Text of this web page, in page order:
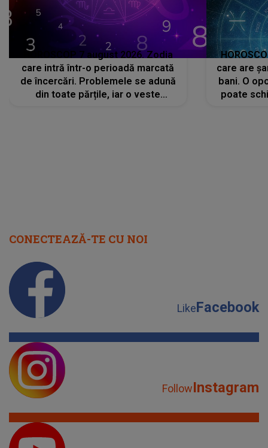
HOROSCOP 7 august 2026. Zodia
care intră într-o perioadă marcată
de încercări. Problemele se adună
din toate părțile, iar o veste
care are
bani. O
poate
CONECTEAZĂ-TE CU NOI
LikeFacebook
FollowInstagram